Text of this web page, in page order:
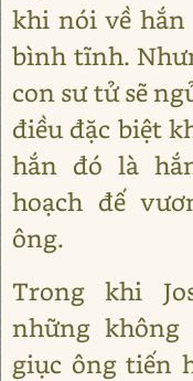
khi nói về hắn
bình tĩnh.
con sư tử sẽ
điều đặc biệt
hắn đó là
hoạch đế
ông.
Trong khi
những
giục ông tiến